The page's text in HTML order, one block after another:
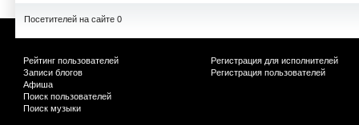
Посетителей на сайте 0
Рейтинг пользователей
Записи блогов
Афиша
Поиск пользователей
Поиск музыки
Регистрация для исполнителей
Регистрация пользователей